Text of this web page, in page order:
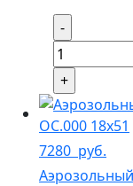
7280 руб.